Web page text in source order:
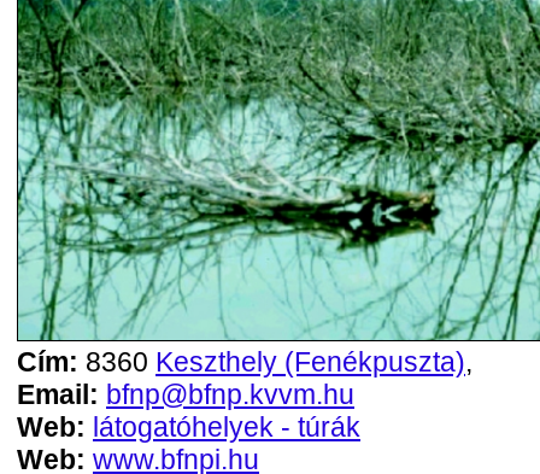
Cím: 8360 Keszthely (Fenékpuszta),
Email: bfnp@bfnp.kvvm.hu
Web: látogatóhelyek - túrák
Web: www.bfnpi.hu